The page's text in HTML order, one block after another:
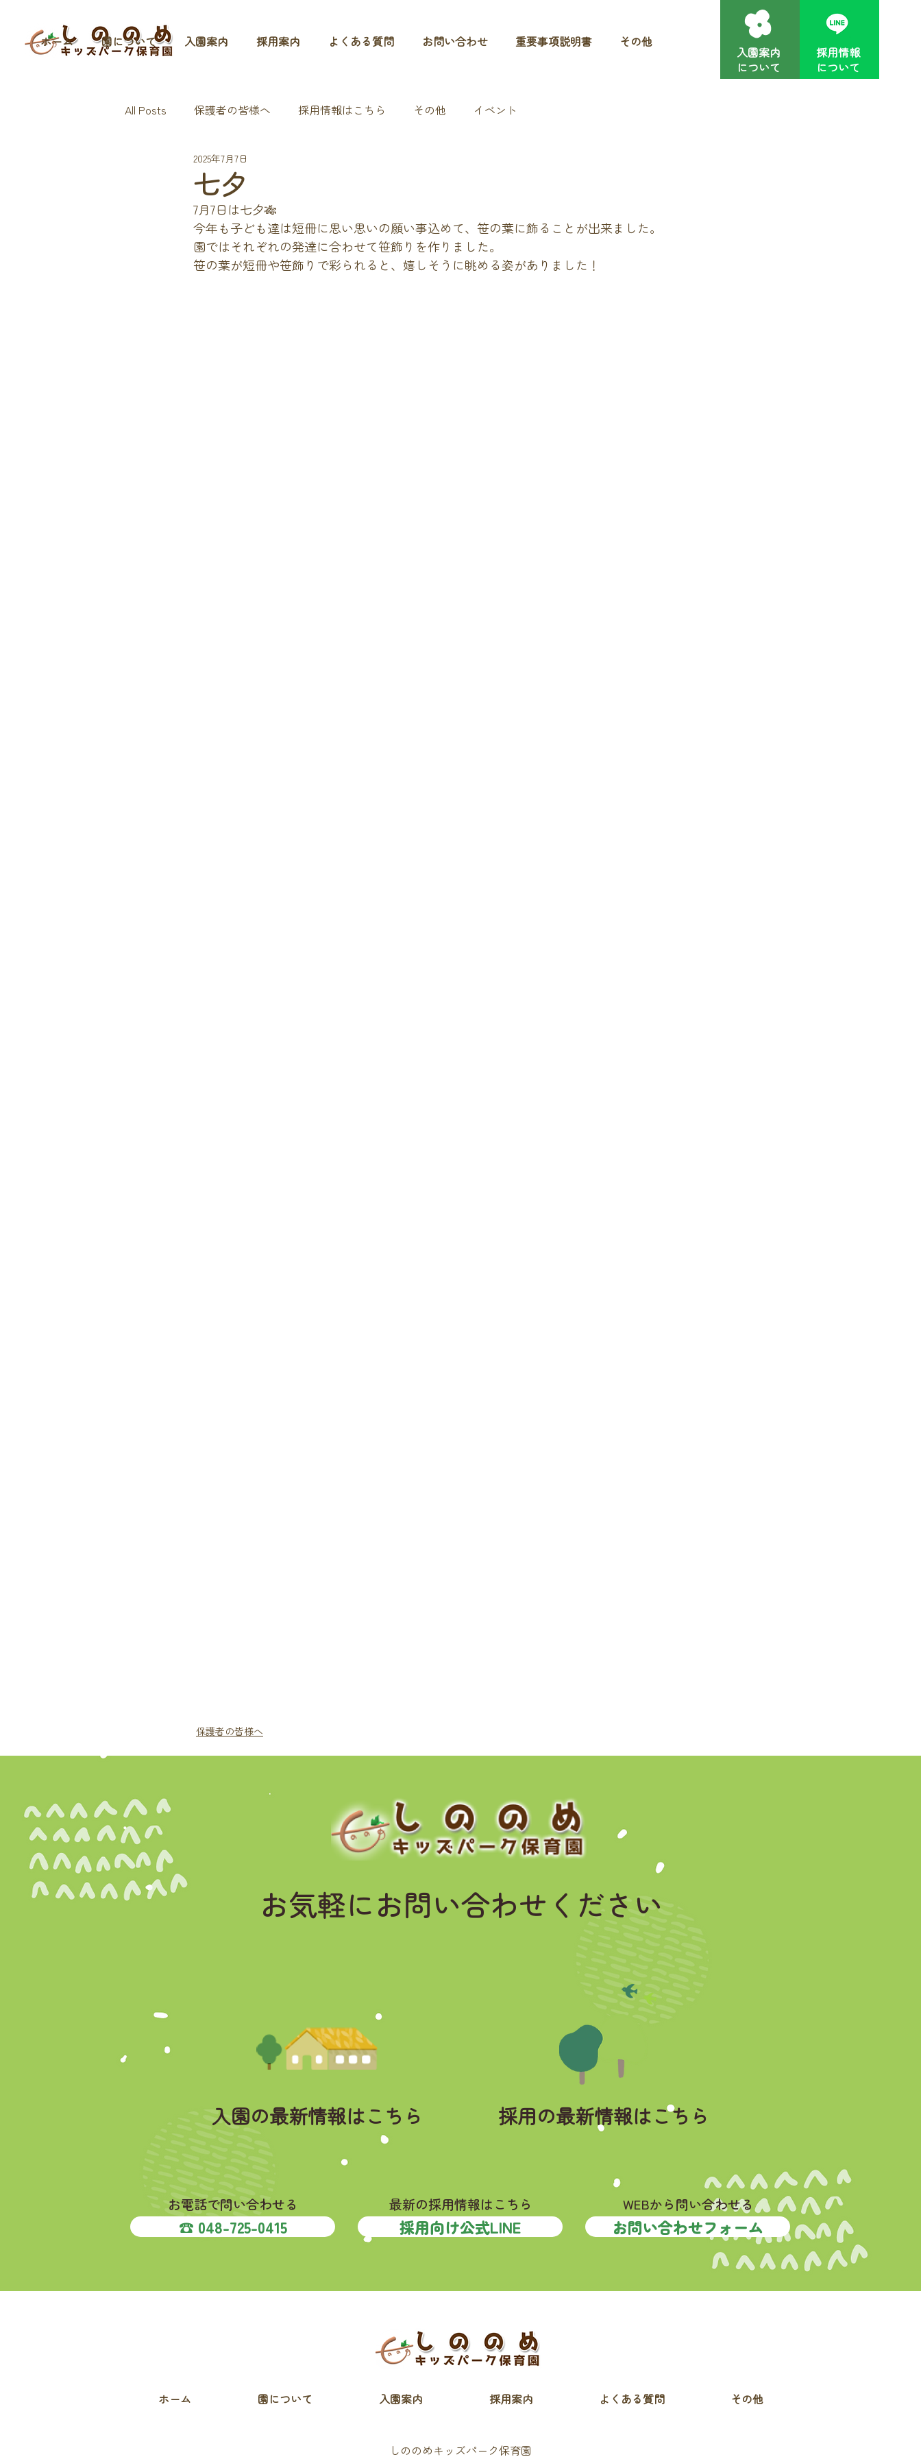
ホーム 園について 入園案内 採用案内 よくある質問 お問い合わせ 重要事項説明書 その他
入園案内
について
採用情報
について
All Posts 保護者の皆様へ 採用情報はこちら その他 イベント
七夕
2025年7月7日
7月7日は七夕🎋
今年も子ども達は短冊に思い思いの願い事込めて、笹の葉に飾ることが出来ました。
園ではそれぞれの発達に合わせて笹飾りを作りました。
笹の葉が短冊や笹飾りで彩られると、嬉しそうに眺める姿がありました！
保護者の皆様へ
お気軽にお問い合わせください
入園の最新情報はこちら 採用の最新情報はこちら
お電話で問い合わせる
☎︎ 048-725-0415
最新の採用情報はこちら
採用向け公式LINE
WEBから問い合わせる
お問い合わせフォーム
ホーム 園について 入園案内 採用案内 よくある質問 その他
しののめキッズパーク保育園